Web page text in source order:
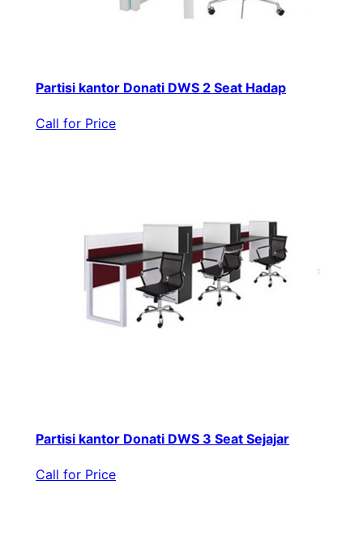
Partisi kantor Donati DWS 2 Seat Hadap
Call for Price
Partisi kantor Donati DWS 3 Seat Sejajar
Call for Price